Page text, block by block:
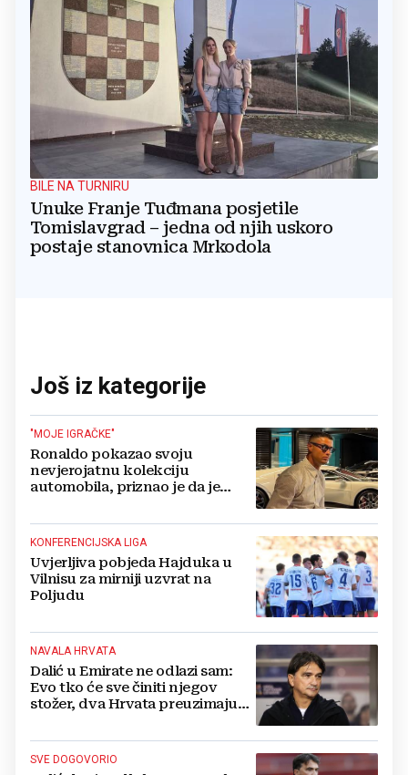
BILE NA TURNIRU
Unuke Franje Tuđmana posjetile
Tomislavgrad – jedna od njih uskoro
postaje stanovnica Mrkodola
Još iz kategorije
"MOJE IGRAČKE"
Ronaldo pokazao svoju
nevjerojatnu kolekciju
automobila, priznao je da je
KONFERENCIJSKA LIGA
Uvjerljiva pobjeda Hajduka u
Vilnisu za mirniji uzvrat na
Poljudu
NAVALA HRVATA
Dalić u Emirate ne odlazi sam:
Evo tko će sve činiti njegov
stožer, dva Hrvata preuzimaju
SVE DOGOVORIO